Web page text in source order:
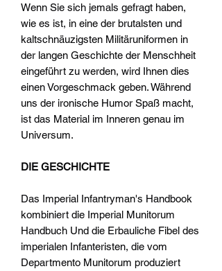
Wenn Sie sich jemals gefragt haben,
wie es ist, in eine der brutalsten und
kaltschnäuzigsten Militäruniformen in
der langen Geschichte der Menschheit
eingeführt zu werden, wird Ihnen dies
einen Vorgeschmack geben. Während
uns der ironische Humor Spaß macht,
ist das Material im Inneren genau im
Universum.
DIE GESCHICHTE
Das Imperial Infantryman's Handbook
kombiniert die Imperial Munitorum
Handbuch Und die Erbauliche Fibel des
imperialen Infanteristen, die vom
Departmento Munitorum produziert